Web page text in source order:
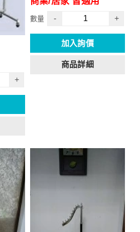
+
數量 - +
加入詢價
商品詳細